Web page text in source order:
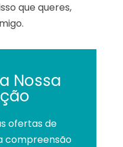
que queres,
Nossa
ofertas de
compreensão